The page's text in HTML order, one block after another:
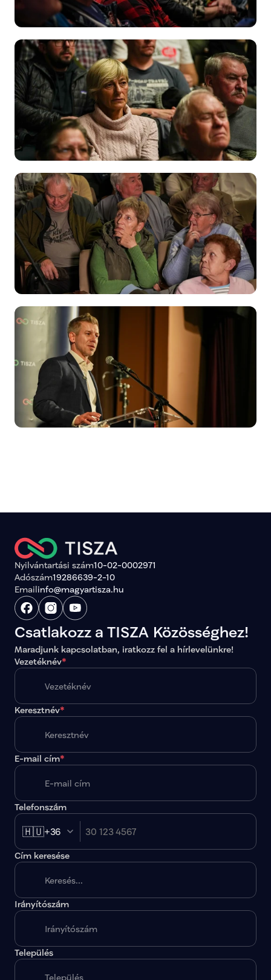
Nyilvántartási szám10-02-0002971
Adószám19286639-2-10
Emailinfo@magyartisza.hu
Csatlakozz a TISZA Közösséghez!
Maradjunk kapcsolatban, iratkozz fel a hírlevelünkre!
Vezetéknév*
Keresztnév*
E-mail cím*
Telefonszám
🇭🇺+36
Cím keresése
Irányítószám
Település